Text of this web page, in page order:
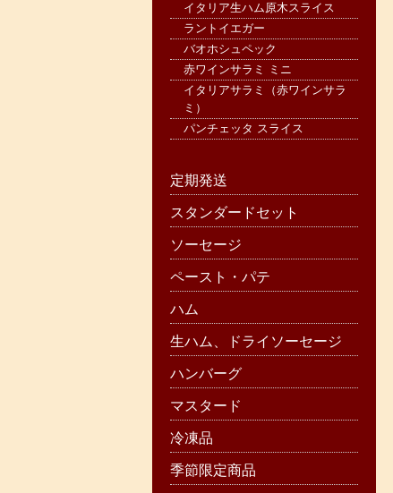
イタリア生ハム原木スライス
ラントイエガー
バオホシュペック
赤ワインサラミ ミニ
イタリアサラミ（赤ワインサラ
ミ）
パンチェッタ スライス
定期発送
スタンダードセット
ソーセージ
ペースト・パテ
ハム
生ハム、ドライソーセージ
ハンバーグ
マスタード
冷凍品
季節限定商品